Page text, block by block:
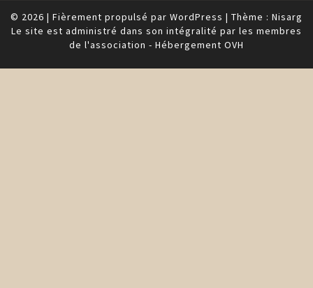
© 2026 | Fièrement propulsé par WordPress | Thème : Nisarg
Le site est administré dans son intégralité par les membres
de l'association - Hébergement OVH